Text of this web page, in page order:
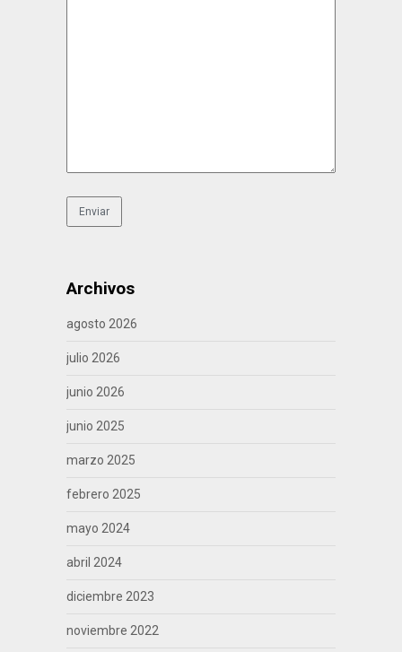
Archivos
agosto 2026
julio 2026
junio 2026
junio 2025
marzo 2025
febrero 2025
mayo 2024
abril 2024
diciembre 2023
noviembre 2022